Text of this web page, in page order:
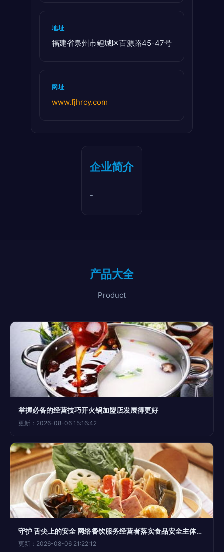
地址
福建省泉州市鲤城区百源路45-47号
网址
www.fjhrcy.com
企业简介
-
产品大全
Product
掌握必备的经营技巧开火锅加盟店发展得更好
更新：2026-08-06 15:16:42
守护 舌尖上的安全 网络餐饮服务经营者落实食品安全主体责任监督管理规定 下月起实施
更新：2026-08-06 21:22:12